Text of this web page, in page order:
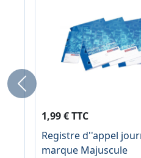
1,99 € TTC
Registre d''appel
marque Majuscule
Previous